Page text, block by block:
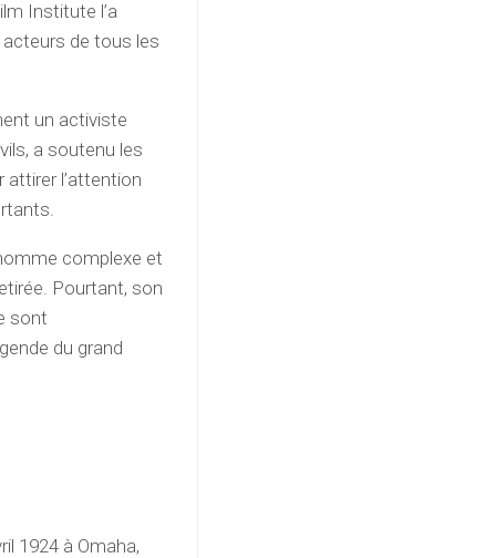
Institute l’a
de tous les
un activiste
a soutenu les
l’attention
complexe et
Pourtant, son
sont
du grand
1924 à Omaha,